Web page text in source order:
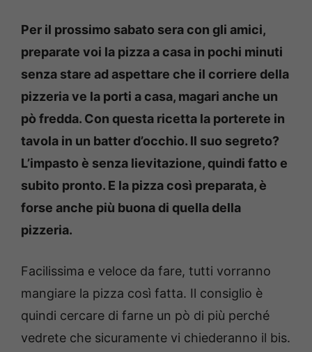
Per il prossimo sabato sera con gli amici,
preparate voi la pizza a casa in pochi minuti
senza stare ad aspettare che il corriere della
pizzeria ve la porti a casa, magari anche un
pò fredda. Con questa ricetta la porterete in
tavola in un batter d’occhio. Il suo segreto?
L’impasto è senza lievitazione, quindi fatto e
subito pronto. E la pizza così preparata, è
forse anche più buona di quella della
pizzeria.
Facilissima e veloce da fare, tutti vorranno
mangiare la pizza così fatta. Il consiglio è
quindi cercare di farne un pò di più perché
vedrete che sicuramente vi chiederanno il bis.